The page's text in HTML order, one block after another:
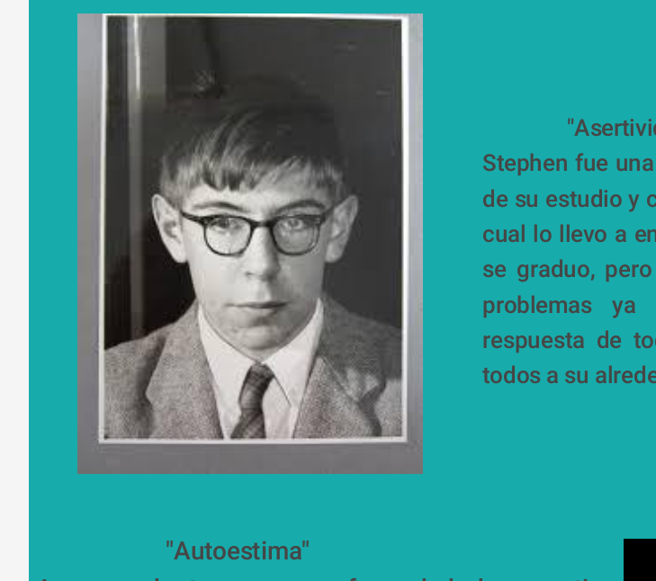
Stephen fue
de su estudio y
cual lo llevo a
se graduo,
problemas
respuesta de
todos a su
                       "Autoestima"